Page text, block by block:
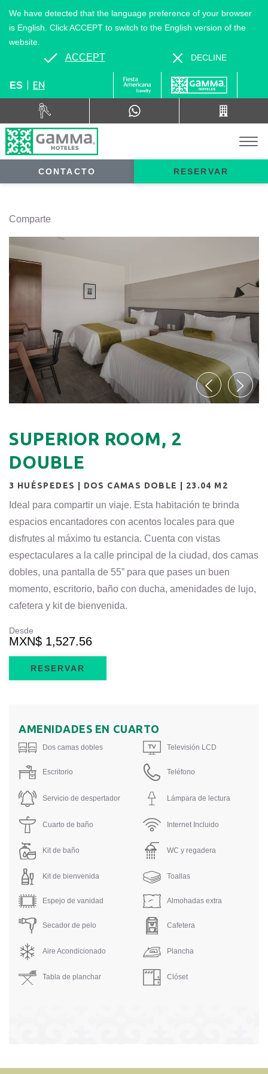
ES EN
CONTACTO RESERVAR
We have detected that the language preference of your browser
is English. Click ACCEPT to switch to the English version of the
website.
ACCEPT DECLINE
Comparte
SUPERIOR ROOM, 2
DOUBLE
3 HUÉSPEDES | DOS CAMAS DOBLE | 23.04 M2
Ideal para compartir un viaje. Esta habitación te brinda
espacios encantadores con acentos locales para que
disfrutes al máximo tu estancia. Cuenta con vistas
espectaculares a la calle principal de la ciudad, dos camas
dobles, una pantalla de 55” para que pases un buen
momento, escritorio, baño con ducha, amenidades de lujo,
cafetera y kit de bienvenida.
Desde
MXN$ 1,527.56
RESERVAR
AMENIDADES EN CUARTO
Dos camas dobles Televisión LCD
Escritorio Teléfono
Servicio de despertador Lámpara de lectura
Cuarto de baño Internet Incluido
Kit de baño WC y regadera
Kit de bienvenida Toallas
Espejo de vanidad Almohadas extra
Secador de pelo Cafetera
Aire Acondicionado Plancha
Tabla de planchar Clóset